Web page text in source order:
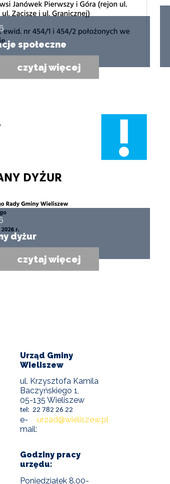
społeczne
czytaj więcej
dyżur
czytaj więcej
Urząd Gminy
Wieliszew
ul. Krzysztofa Kamila
Baczyńskiego 1,
05-135 Wieliszew
tel: 22 782 26 22
e-
mail:
urzad@wieliszew.pl
Godziny pracy
urzędu:
Poniedziałek 8.00-